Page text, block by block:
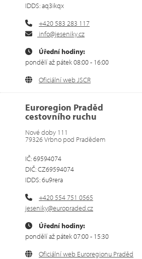
IDDS: aq3ikqx
+420 583 283 117
info@jeseniky.cz
Úřední hodiny:
pondělí až pátek 08:00 - 16:00
Oficiální web JSCR
Euroregion Praděd
cestovního ruchu
Nové doby 111
79326 Vrbno pod Pradědem
IČ: 69594074
DIČ: CZ69594074
IDDS: 6u9rera
+420 554 751 0565
jeseniky@europraded.cz
Úřední hodiny:
pondělí až pátek 07:00 - 15:30
Oficiální web Euroregionu Praděd